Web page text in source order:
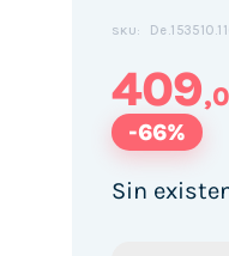
SKU:
409
-66%
Sin